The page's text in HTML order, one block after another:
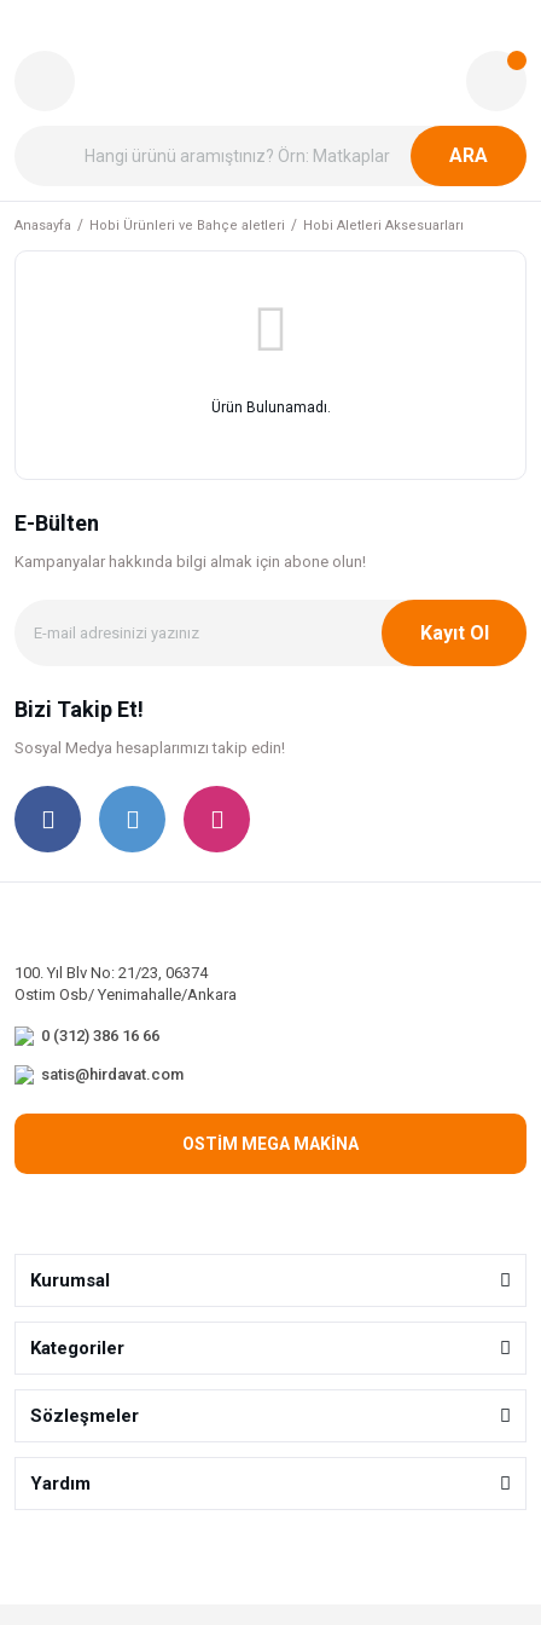
ARA
Anasayfa Hobi Ürünleri ve Bahçe aletleri Hobi Aletleri Aksesuarları
Ürün Bulunamadı.
E-Bülten
Kampanyalar hakkında bilgi almak için abone olun!
Kayıt Ol
Bizi Takip Et!
Sosyal Medya hesaplarımızı takip edin!
100. Yıl Blv No: 21/23, 06374
Ostim Osb/ Yenimahalle/Ankara
0 (312) 386 16 66
satis@hirdavat.com
OSTİM MEGA MAKİNA
Kurumsal
Kategoriler
Sözleşmeler
Yardım